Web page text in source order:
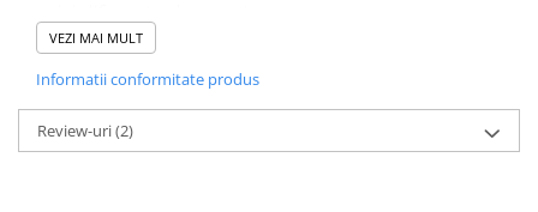
STICKERE PRAGURI
STICKERE PRINTATE
VANATOARE - PESCUIT
- Pentru stickere personalizate si pentru a vizualiza
portofoliul nostru va rugam sa ne contactati
VEZI MAI MULT
Informatii conformitate produs
Review-uri(2)